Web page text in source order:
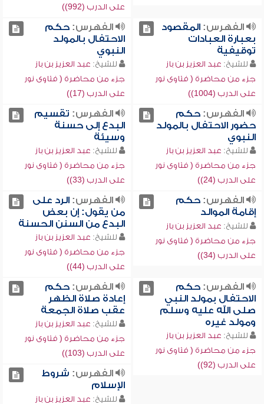
على الدرب (992))
الفهرس:المقصود
بعبارة العبادات
توقيفية
للشيخ: عبد العزيز بن باز
جزء من محاضرة ( فتاوى نور
على الدرب (1004))
الفهرس:حكم
الاحتفال بالمولد
النبوي
للشيخ: عبد العزيز بن باز
جزء من محاضرة ( فتاوى نور
على الدرب (17))
الفهرس:حكم
حضور الاحتفال بالمولد
النبوي
للشيخ: عبد العزيز بن باز
جزء من محاضرة ( فتاوى نور
على الدرب (24))
الفهرس: تقسيم
البدع إلى حسنة
وسيئة
للشيخ: عبد العزيز بن باز
جزء من محاضرة ( فتاوى نور
على الدرب (33))
الفهرس:حكم
إقامة الموالد
للشيخ: عبد العزيز بن باز
جزء من محاضرة ( فتاوى نور
على الدرب (34))
الفهرس:الرد على
من يقول: إن بعض
البدع من السنن الحسنة
للشيخ: عبد العزيز بن باز
جزء من محاضرة ( فتاوى نور
على الدرب (44))
الفهرس:حكم
الاحتفال بمولد النبي
صلى الله عليه وسلم
ومولد غيره
للشيخ: عبد العزيز بن باز
جزء من محاضرة ( فتاوى نور
على الدرب (92))
الفهرس:حكم
إعادة صلاة الظهر
عقب صلاة الجمعة
للشيخ: عبد العزيز بن باز
جزء من محاضرة ( فتاوى نور
على الدرب (103))
الفهرس: شروط
الإسلام
للشيخ: عبد العزيز بن باز